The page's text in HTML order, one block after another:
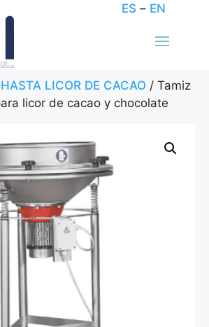
ES – EN
LICOR DE CACAO / Tamiz
licor de cacao y chocolate